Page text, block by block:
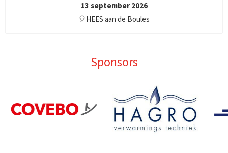
13 september 2026
🎈HEES aan de Boules
Sponsors